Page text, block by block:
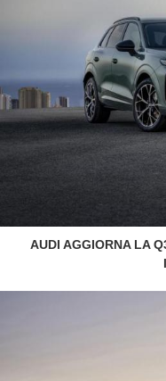
AUDI AGGIORNA LA